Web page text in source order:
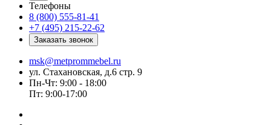
Телефоны
8 (800) 555-81-41
+7 (495) 215-22-62
Заказать звонок
msk@metprommebel.ru
ул. Стахановская, д.6 стр. 9
Пн-Чт: 9:00 - 18:00
Пт: 9:00-17:00